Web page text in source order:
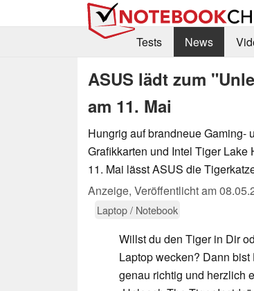
Tests
News
ASUS lädt zum
am 11. Mai
Hungrig auf brandneue Gaming-
Grafikkarten und Intel Tiger
11. Mai lässt ASUS die
Anzeige, Veröffentlicht am
Laptop / Notebook
Willst du den Tiger in Dir
Laptop wecken? Dann
genau richtig und herzlich